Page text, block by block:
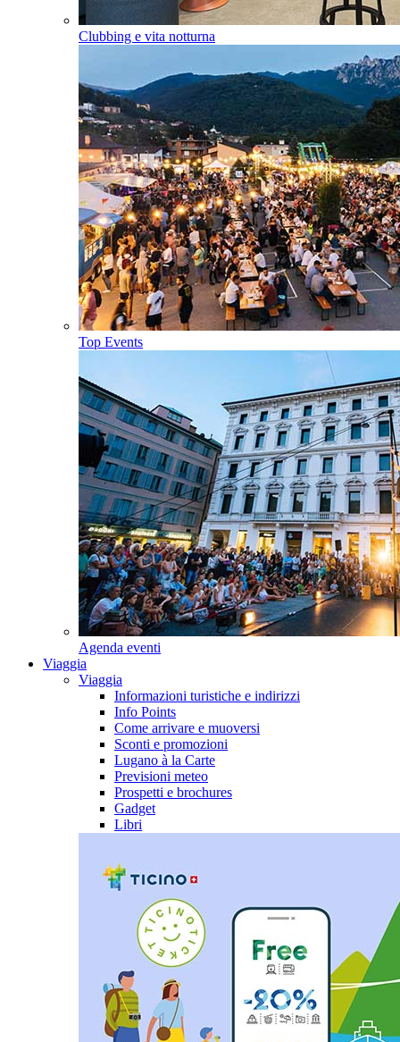
Clubbing e vita notturna
Top Events
Agenda eventi
Viaggia
Viaggia
Informazioni turistiche e indirizzi
Info Points
Come arrivare e muoversi
Sconti e promozioni
Lugano à la Carte
Previsioni meteo
Prospetti e brochures
Gadget
Libri